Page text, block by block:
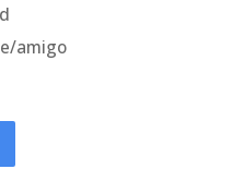
amigo